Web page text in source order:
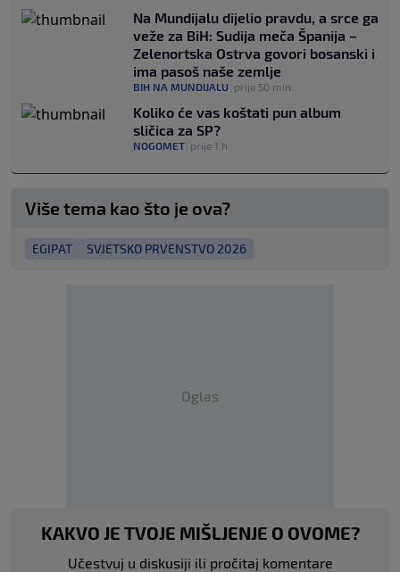
Na Mundijalu dijelio pravdu, a srce ga
veže za BiH: Sudija meča Španija –
Zelenortska Ostrva govori bosanski i
ima pasoš naše zemlje
BIH NA MUNDIJALU prije 50 min.
Koliko će vas koštati pun album
sličica za SP?
NOGOMET prije 1 h
Više tema kao što je ova?
EGIPAT SVJETSKO PRVENSTVO 2026
Oglas
KAKVO JE TVOJE MIŠLJENJE O OVOME?
Učestvuj u diskusiji ili pročitaj komentare